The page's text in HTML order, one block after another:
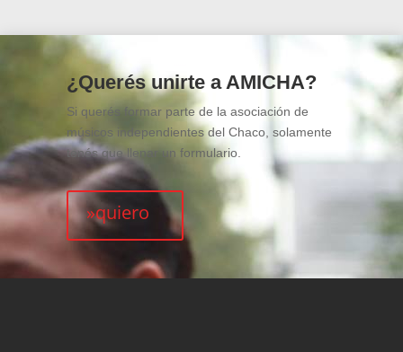
¿Querés unirte a AMICHA?
Si querés formar parte de la asociación de
músicos independientes del Chaco, solamente
tenés que llenar un formulario.
»quiero